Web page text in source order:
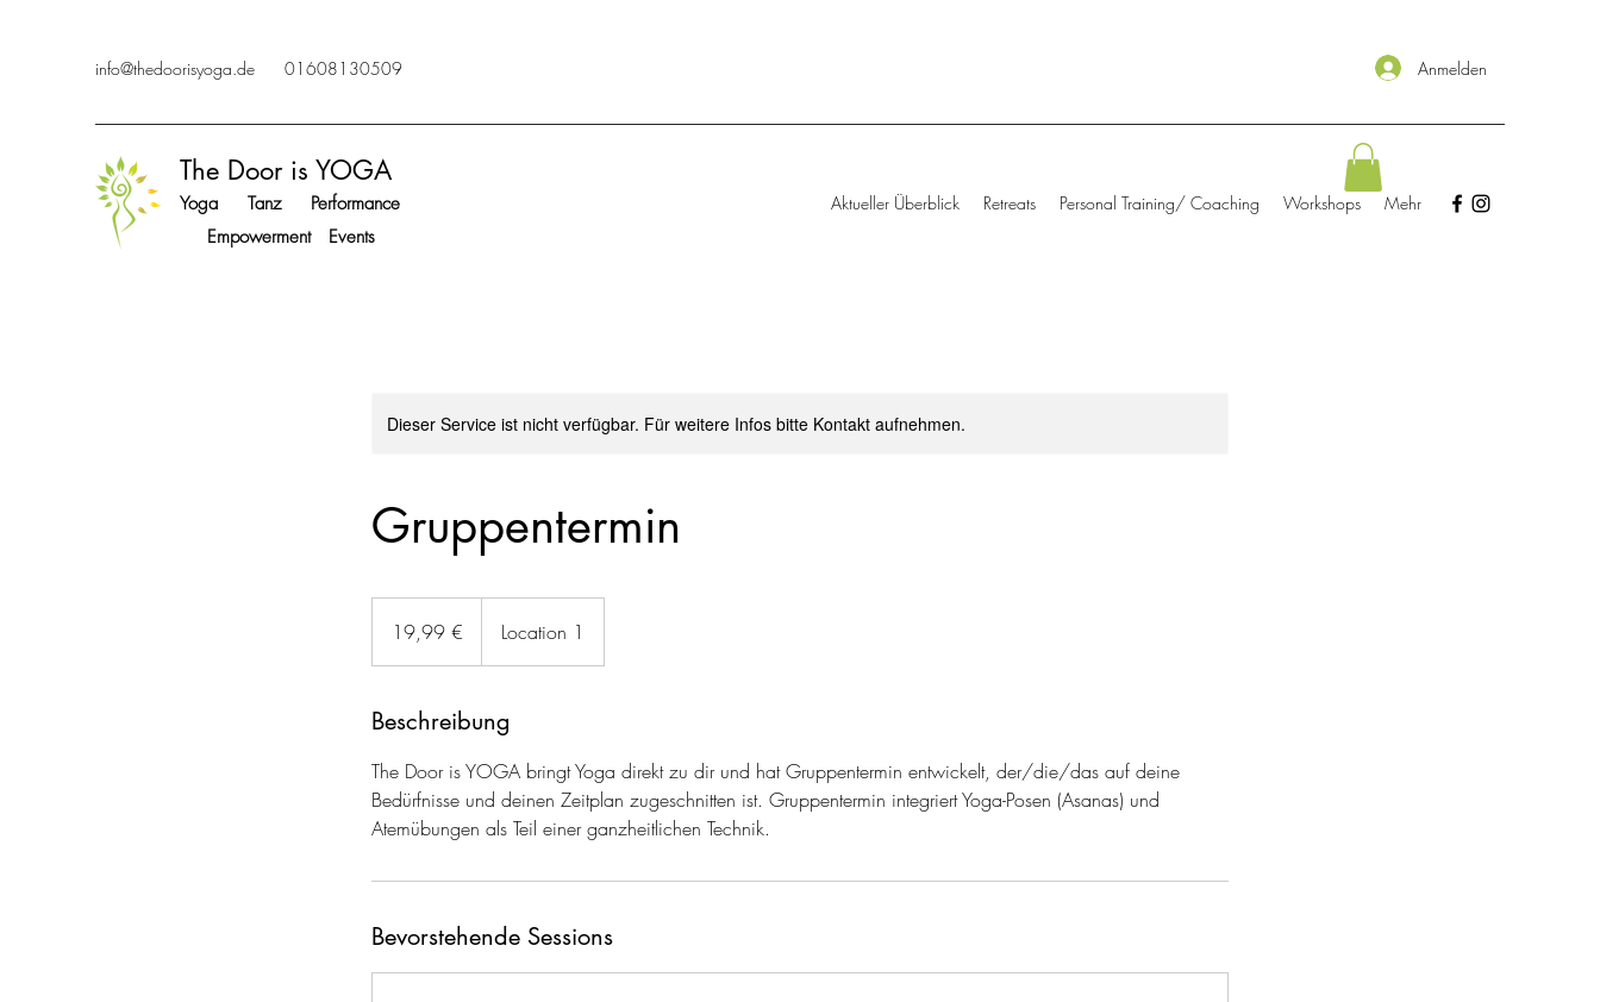
info@thedoorisyoga.de 01608130509 Anmelden
The Door is YOGA
Yoga Tanz Performance
Empowerment Events
Aktueller Überblick Retreats Personal Training/ Coaching Workshops Mehr
Dieser Service ist nicht verfügbar. Für weitere Infos bitte Kontakt aufnehmen.
Gruppentermin
19,99 € Location 1
Beschreibung
The Door is YOGA bringt Yoga direkt zu dir und hat Gruppentermin entwickelt, der/die/das auf deine
Bedürfnisse und deinen Zeitplan zugeschnitten ist. Gruppentermin integriert Yoga-Posen (Asanas) und
Atemübungen als Teil einer ganzheitlichen Technik.
Bevorstehende Sessions